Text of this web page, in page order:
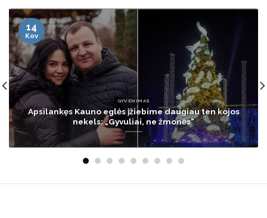
GYVENIMAS
Lietuvoje tarnavęs JAV karys pareiškė pastabą dėl
nelaimės Pabradėje
05
Geg